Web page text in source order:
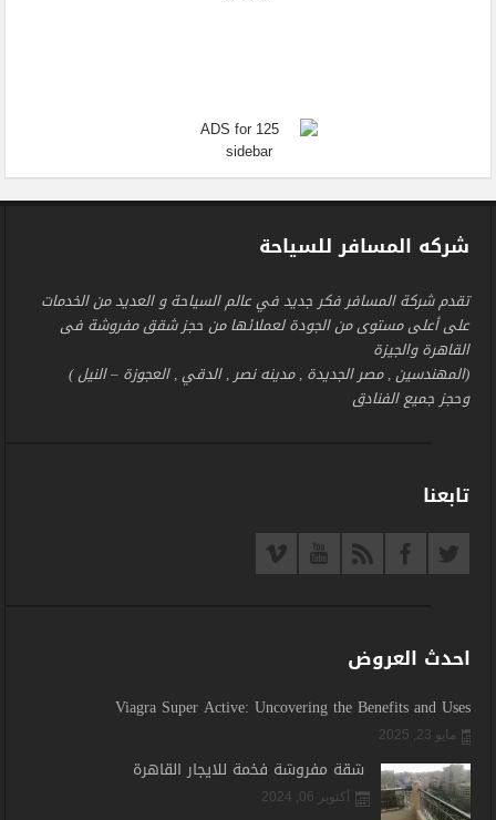
شركه المسافر للسياحة
تقدم شركة المسافر فكر جديد في عالم السياحة و العديد من الخدمات
على أعلى مستوى من الجودة لعملائها من حجز شقق مفروشة فى
القاهرة والجيزة
(المهندسين , مصر الجديدة , مدينه نصر , الدقي , العجوزة – النيل )
وحجز جميع الفنادق
تابعنا
احدث العروض
Viagra Super Active: Uncovering the Benefits and Uses
مايو 23, 2025
شقة مفروشة فخمة للايجار القاهرة
أكتوبر 06, 2024